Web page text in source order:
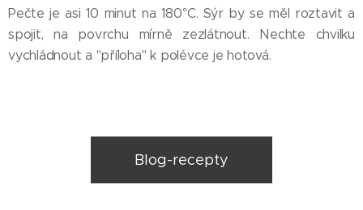
Pečte je asi 10 minut na 180°C. Sýr by se měl roztavit a
spojit, na povrchu mírně zezlátnout. Nechte chvilku
vychládnout a "příloha" k polévce je hotová.
Blog-recepty